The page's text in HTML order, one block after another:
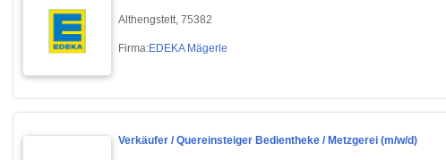
Althengstett, 75382
Firma:EDEKA Mägerle
Verkäufer / Quereinsteiger Bedientheke / Metzgerei (m/w/d)